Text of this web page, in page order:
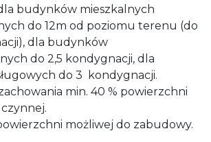
budynków mieszkalnych
do 12m od poziomu terenu (do
dla budynków
do 2,5 kondygnacji, dla
do 3 kondygnacji.
min. 40 % powierzchni
możliwej do zabudowy.